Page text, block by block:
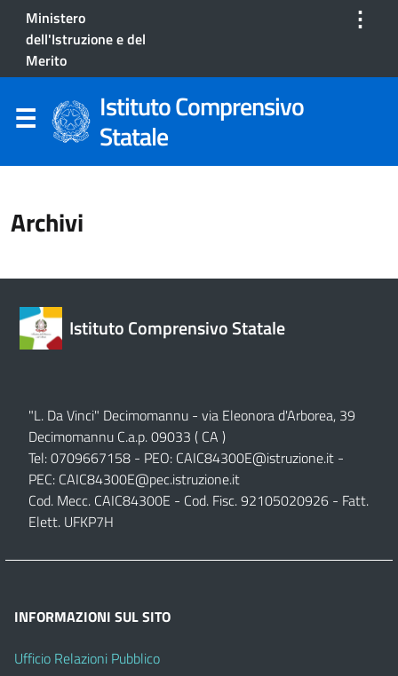
Ministero
dell'Istruzione e del
Merito
⋮
Istituto Comprensivo
Statale
Archivi
Istituto Comprensivo Statale
"L. Da Vinci" Decimomannu - via Eleonora d'Arborea, 39
Decimomannu C.a.p. 09033 ( CA )
Tel: 0709667158 - PEO: CAIC84300E@istruzione.it -
PEC: CAIC84300E@pec.istruzione.it
Cod. Mecc. CAIC84300E - Cod. Fisc. 92105020926 - Fatt.
Elett. UFKP7H
INFORMAZIONI SUL SITO
Ufficio Relazioni Pubblico